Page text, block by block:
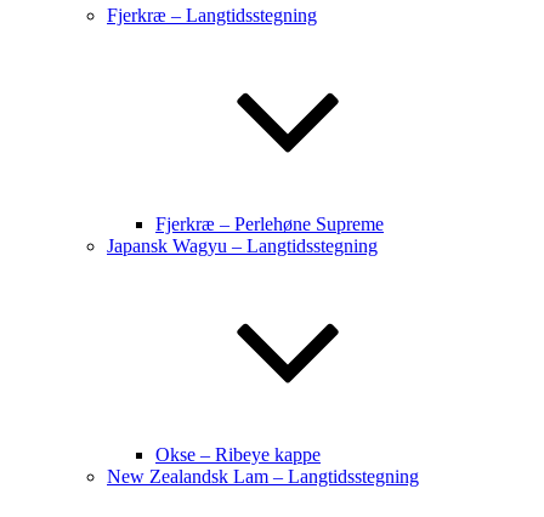
Fjerkræ – Langtidsstegning
Fjerkræ – Perlehøne Supreme
Japansk Wagyu – Langtidsstegning
Okse – Ribeye kappe
New Zealandsk Lam – Langtidsstegning